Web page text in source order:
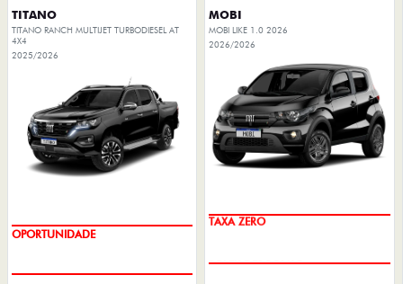
TITANO
TITANO RANCH MULTIJET TURBODIESEL AT
4X4
2025/2026
OPORTUNIDADE
MOBI
MOBI LIKE 1.0 2026
2026/2026
TAXA ZERO